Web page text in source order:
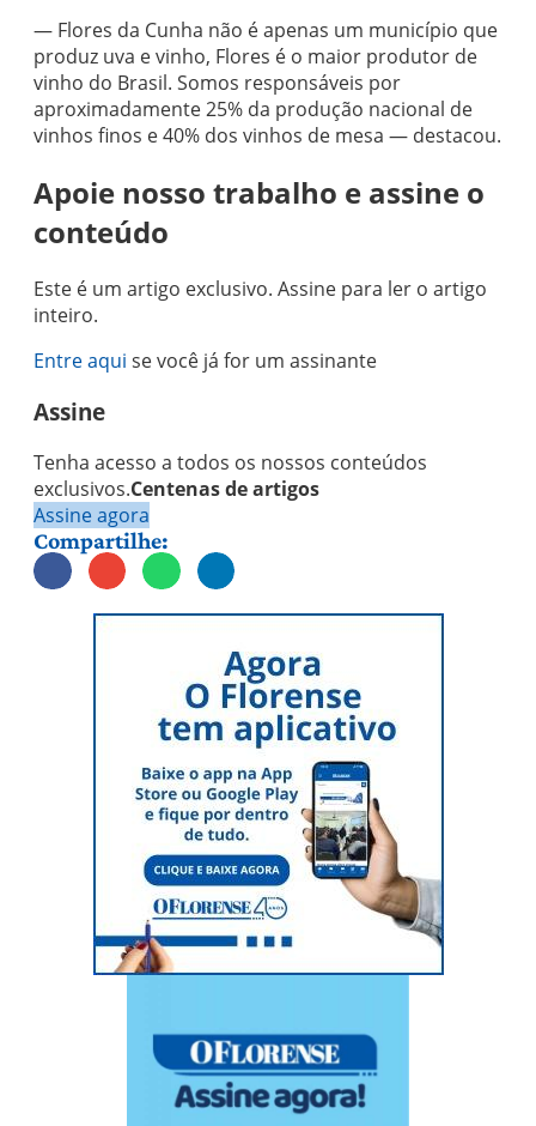
— Flores da Cunha não é apenas um município que
produz uva e vinho, Flores é o maior produtor de
vinho do Brasil. Somos responsáveis por
aproximadamente 25% da produção nacional de
vinhos finos e 40% dos vinhos de mesa — destacou.
Apoie nosso trabalho e assine o
conteúdo
Este é um artigo exclusivo. Assine para ler o artigo
inteiro.
Entre aqui se você já for um assinante
Assine
Tenha acesso a todos os nossos conteúdos
exclusivos.Centenas de artigos
Assine agora
Compartilhe: